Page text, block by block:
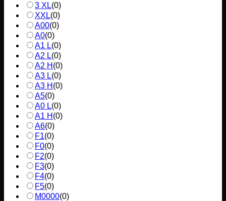
3 XL(0)
XXL(0)
A00(0)
A0(0)
A1 L(0)
A2 L(0)
A2 H (0)
A3 L(0)
A3 H (0)
A5(0)
A0 L(0)
A1 H (0)
A6(0)
F1(0)
F0(0)
F2(0)
F3(0)
F4(0)
F5(0)
M0000(0)